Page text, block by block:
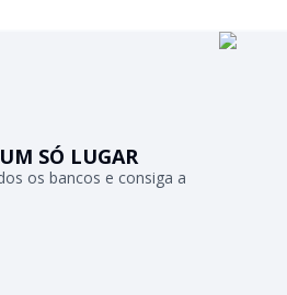
SÓ LUGAR
os bancos e consiga a